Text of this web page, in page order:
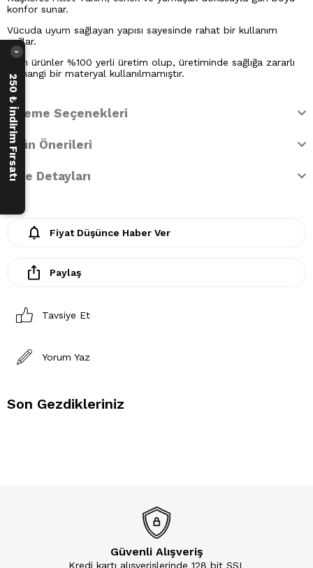
konfor sunar.
Vücuda uyum sağlayan yapısı sayesinde rahat bir kullanım
sağlar.
Tüm ürünler %100 yerli üretim olup, üretiminde sağlığa zararlı
herhangi bir materyal kullanılmamıştır.
Ödeme Seçenekleri
Ürün Önerileri
İade Detayları
Fiyat Düşünce Haber Ver
Paylaş
Tavsiye Et
Yorum Yaz
Son Gezdikleriniz
Güvenli Alışveriş
Kredi kartı alışverişlerinde 128 bit SSL
250 ₺ İndirim Fırsatı
›